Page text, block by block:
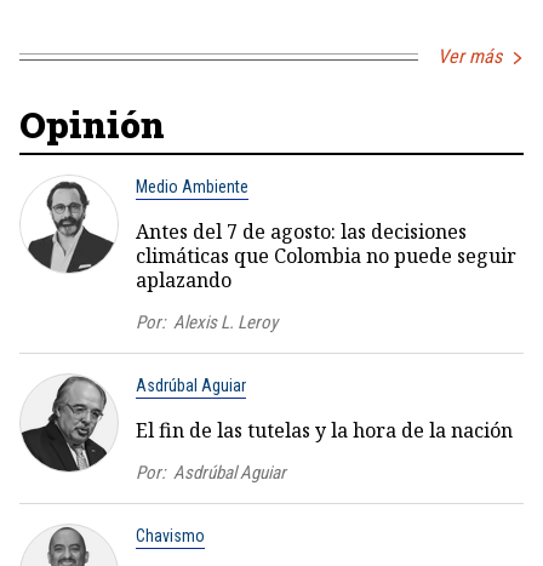
Ver más
Opinión
Medio Ambiente
Antes del 7 de agosto: las decisiones
climáticas que Colombia no puede seguir
aplazando
Por: Alexis L. Leroy
Asdrúbal Aguiar
El fin de las tutelas y la hora de la nación
Por: Asdrúbal Aguiar
Chavismo